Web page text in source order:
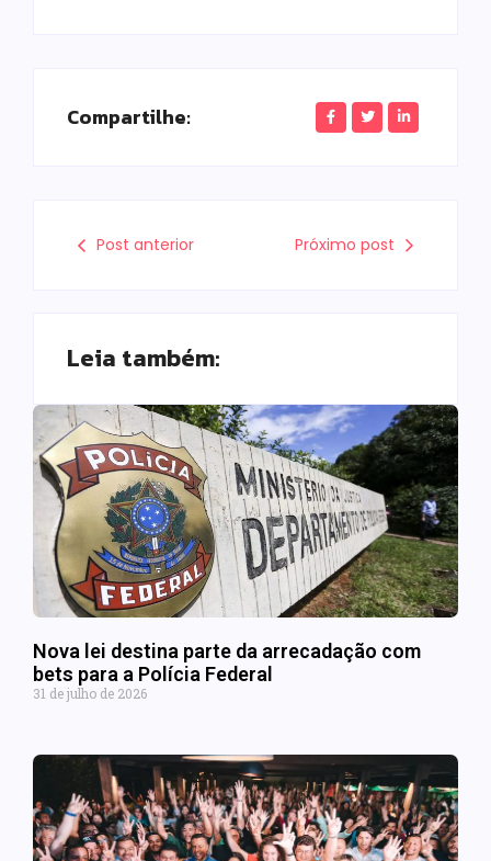
Compartilhe:
Post anterior Próximo post
Leia também:
Nova lei destina parte da arrecadação com
bets para a Polícia Federal
31 de julho de 2026